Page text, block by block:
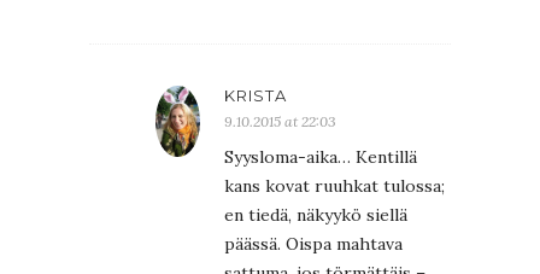
KRISTA
9.10.2015 at 22:03
Syysloma-aika… Kentillä
kans kovat ruuhkat tulossa;
en tiedä, näkyykö siellä
päässä. Oispa mahtava